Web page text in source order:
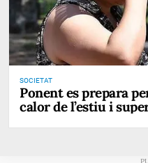
SOCIETAT
Ponent es prepara
calor de l’estiu i